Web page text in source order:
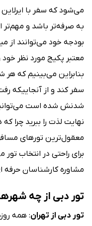
می‌شود که سفر با
به صرفه‌تر باشد و مهم‌تر
بودجه خود می‌توانند از
معتبر پکیج مورد نظر خود
بنابراین می‌بینیم که
سفر کند و از آنجاییکه
شدنش شده است
نهایت لذت را ببرید چرا
معقول‌ترین تورهای
برای راحتی در انتخاب تور
مشاوره کارشناسان حرفه
تور دبی از چه
تور دبی از تهران: همه